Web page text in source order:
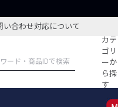
合わせ対応について
カテ
ゴリ
ーか
ら探
す